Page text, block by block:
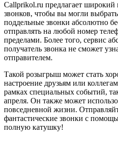
Callprikol.ru предлагает
звонков, чтобы вы могли
поддельные звонки абсолютно
отправлять на любой номер
пределами. Более того, сервис
получатель звонка не сможет
отправителем.
Такой розыгрыш может стать
настроение друзьям или
рамках специальных событий,
апреля. Он также может
повседневной жизни.
фантастические звонки с
полную катушку!